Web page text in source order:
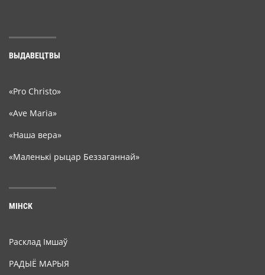
ВЫДАВЕЦТВЫ
«Pro Christo»
«Ave Maria»
«Наша вера»
«Маленькі рыцар Беззаганнай»
МІНСК
Расклад Імшаў
РАДЫЁ МАРЫЯ